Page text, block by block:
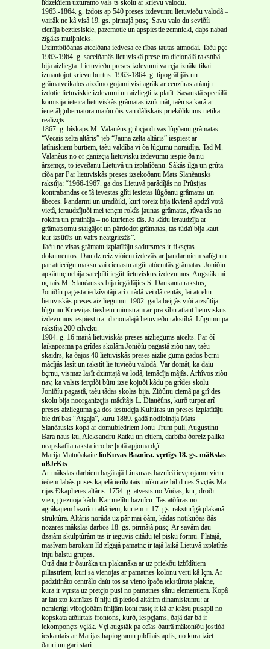
lîdzekïiem uzturamo vals ts skolu ar krievu valodu.
1963.-1864. g. izdots ap 540 preses izdevumu lietuvieðu valodâ –
vairâk ne kâ visâ 19. gs. pirmajâ pusç. Savu valo du seviðíi
cienîja beztiesiskie, pazemotie un apspiestie zemnieki, daþs nabad
zîgâks muiþnieks.
Dzimtbûðanas atcelðana iedvesa ce rîbas tautas atmodai. Taèu pçc
1963-1964. g. sacelðanâs lietuviskâ prese tra dicionâlâ rakstîbâ
bija aizliegta. Lietuvieðu preses izdevumi va rçja iznâkt tikai
izmantojot krievu burtus. 1963-1864. g. tipogrâfijâs un
grâmatveikalos aizzîmo gojami visi agrâk ar cenzûras atïauju
izdotie lietuviskie izdevumi un aizliegti iz platît. Sasauktâ speciâlâ
komisija ieteica lietuviskâs grâmatas iznîcinât, taèu sa karâ ar
ìenerâlgubernatora maiòu ðis van dâliskais priekðlikums netika
realizçts.
1867. g. bîskaps M. Valanèus gribçja di vas lûgðanu grâmatas
“Vecais zelta altâris” jeb “Jauna zelta altâris” iespiest ar
latîniskiem burtiem, taèu valdîba vi òa lûgumu noraidîja. Tad M.
Valanèus no or ganizçja lietuvisku izdevumu iespie ða nu
ârzemçs, to ieveðanu Lietuvâ un izplatîðanu. Sâkâs ilga un grûta
cîòa par Par lietuviskâs preses izsekoðanu Mats Slanèausks
rakstîja: “1966-1967. ga dos Lietuvâ parâdîjâs no Prûsijas
kontrabandas ce ïâ ievestas glîti iesietas lûgðanu grâmatas un
âbeces. Þandarmi un uradòiki, kuri toreiz bija ikvienâ apdzî votâ
vietâ, ieraudzîjuði mei tençm rokâs jaunas grâmatas, râva tâs no
rokâm un pratinâja – no kurienes tâs. Ja kâdu ieraudzîja ar
grâmatsomu staigâjot un pârdodot grâmatas, tas tûdaï bija kaut
kur izsûtîts un vairs neatgriezâs”.
Taèu ne visas grâmatu izplatîtâju sadursmes ir fiksçtas
dokumentos. Dau dz reiz viòiem izdevâs ar þandarmiem salîgt un
par attiecîgu maksu vai cienastu atgût atòemtâs grâmatas. Joniðíu
apkârtnç nebija sareþìîti iegût lietuviskus izdevumus. Augstâk mi
nç tais M. Slanèausks bija iegâdâjies S. Daukanta rakstus,
Joniðíu pagasta iedzîvotâji arî citâdâ vei dâ centâs, lai atceltu
lietuviskâs preses aiz liegumu. 1902. gada beigâs viòi aizsûtîja
lûgumu Krievijas tieslietu ministram ar pra sîbu atïaut lietuviskus
izdevumus iespiest tra- dicionalajâ lietuvieðu rakstîbâ. Lûgumu pa
rakstîja 200 cilvçku.
1904. g. 16 maijâ lietuviskâs preses aizliegums atcelts. Par ðî
laikaposma pa grîdes skolâm Joniðíu pagastâ ziòu nav, taèu
skaidrs, ka ðajos 40 lietuviskâs preses aizlie guma gados bçrni
mâcîjâs lasît un rakstît lie tuvieðu valodâ. Var domât, ka daïu
bçrnu, vismaz lasît dzimtajâ va lodâ, iemâcîja mâjâs. Arhîvos ziòu
nav, ka valsts ierçdòi bûtu izse kojuði kâdu pa grîdes skolu
Joniðíu pagastâ, taèu tâdas skolas bija. Ziòûnu ciemâ pa grî des
skolu bija noorganizçjis mâcîtâjs L. Ðiauèûns, kurð turpat arî
preses aizlieguma ga dos iestudçja Kultûras un preses izplatîtâju
bie drî bas “Atgaja”, kuru 1889. gadâ nodibinâja Mats
Slanèausks kopâ ar domubiedriem Jonu Trum puli, Augustinu
Bara naus ku, Aleksandru Ratku un citiem, darbîba ðoreiz palika
neapskatîta raksta iero be þotâ apjoma dçï.
Marija Matuðakaite linKuvas Baznîca. vçrtîgs 18. gs. mâKslas
oBJeKts
Ar mâkslas darbiem bagâtajâ Linkuvas baznîcâ ievçrojamu vietu
ieòem labâs puses kapelâ ierîkotais mûku aiz bil d nes Svçtâs Ma
rijas Ðkaplieres altâris. 1754. g. atvests no Viïòas, kur, droði
vien, greznoja kâdu Kar melîtu baznîcu. Tas atðíiras no
agrâkajiem baznîcu altâriem, kuriem ir 17. gs. raksturîgâ plakanâ
struktûra. Altâris norâda uz pâr mai òâm, kâdas notikuðas ðâs
nozares mâkslas darbos 18. gs. pirmâjâ pusç. Ar savâm dau
dzajâm skulptûrâm tas ir ieguvis citâdu tel pisku formu. Platajâ,
masîvam barokam lîd zîgajâ pamatnç ir tajâ laikâ Lietuvâ izplatîtâs
triju balstu grupas.
Otrâ daïa ir ðaurâka un plakanâka ar uz priekðu izbîdîtiem
piliastriem, kuri sa vienojas ar pamatnes kolonu verti kâ lçm. Ar
padziïinâto centrâlo daïu tos sa vieno îpaða tekstûrota plakne,
kura ir vçrsta uz pretçjo pusi no pamatnes sânu elementiem. Kopâ
ar lau zto karnîzes lî niju tâ piedod altârim dinamiskumu: ar
nemierîgi vibrçjoðâm lînijâm kont rastç it kâ ar krâsu pusapli no
kopskata atðíirtais frontons, kurð, iespçjams, ðajâ dar bâ ir
iekomponçts vçlâk. Vçl augstâk pa ceïas ðaurâ mâkonîðu jostiòâ
ieskautais ar Marijas hapiogramu pildîtais aplis, no kura iziet
ðauri un gari stari.